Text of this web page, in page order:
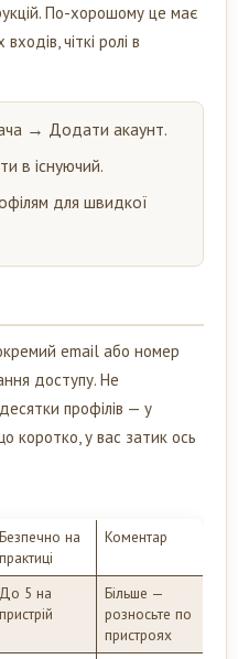
По-хорошому це має
чіткі ролі в
→ Додати акаунт.
в існуючий.
для швидкої
email або номер
доступу. Не
профілів — у
коротко, у вас затик ось
Безпечно на
практиці
Коментар
До 5 на
пристрій
Більше —
розносьте по
пристроях